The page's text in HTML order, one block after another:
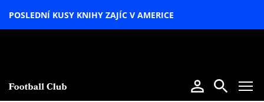
POSLEDNÍ KUSY KNIHY ZAJÍC V AMERICE